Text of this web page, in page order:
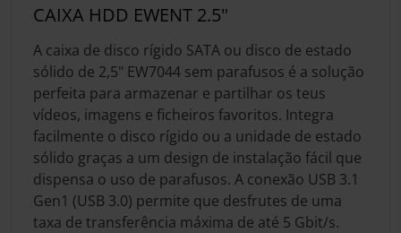
CAIXA HDD EWENT 2.5"
A caixa de disco rígido SATA ou disco de estado
sólido de 2,5" EW7044 sem parafusos é a solução
perfeita para armazenar e partilhar os teus
vídeos, imagens e ficheiros favoritos. Integra
facilmente o disco rígido ou a unidade de estado
sólido graças a um design de instalação fácil que
dispensa o uso de parafusos. A conexão USB 3.1
Gen1 (USB 3.0) permite que desfrutes de uma
taxa de transferência máxima de até 5 Gbit/s.